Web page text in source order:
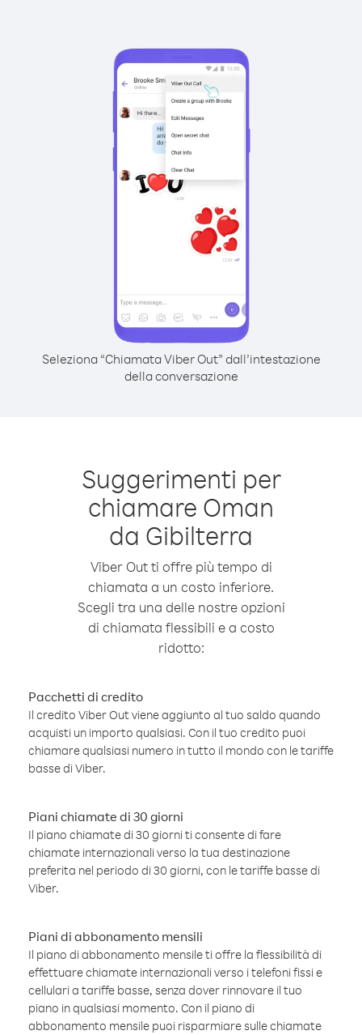
Seleziona “Chiamata Viber Out” dall’intestazione
della conversazione
Suggerimenti per
chiamare Oman
da Gibilterra
Viber Out ti offre più tempo di
chiamata a un costo inferiore.
Scegli tra una delle nostre opzioni
di chiamata flessibili e a costo
ridotto:
Pacchetti di credito
Il credito Viber Out viene aggiunto al tuo saldo quando
acquisti un importo qualsiasi. Con il tuo credito puoi
chiamare qualsiasi numero in tutto il mondo con le tariffe
basse di Viber.
Piani chiamate di 30 giorni
Il piano chiamate di 30 giorni ti consente di fare
chiamate internazionali verso la tua destinazione
preferita nel periodo di 30 giorni, con le tariffe basse di
Viber.
Piani di abbonamento mensili
Il piano di abbonamento mensile ti offre la flessibilità di
effettuare chiamate internazionali verso i telefoni fissi e
cellulari a tariffe basse, senza dover rinnovare il tuo
piano in qualsiasi momento. Con il piano di
abbonamento mensile puoi risparmiare sulle chiamate